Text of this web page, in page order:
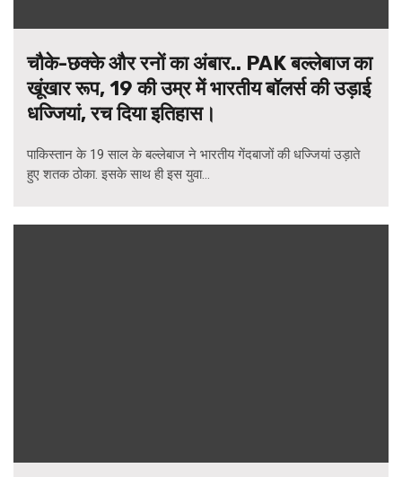
चौके-छक्के और रनों का अंबार.. PAK बल्लेबाज का
खूंखार रूप, 19 की उम्र में भारतीय बॉलर्स की उड़ाई
धज्जियां, रच दिया इतिहास।
पाकिस्तान के 19 साल के बल्लेबाज ने भारतीय गेंदबाजों की धज्जियां उड़ाते
हुए शतक ठोका. इसके साथ ही इस युवा...